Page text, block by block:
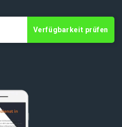
Verfügbarkeit prüfen